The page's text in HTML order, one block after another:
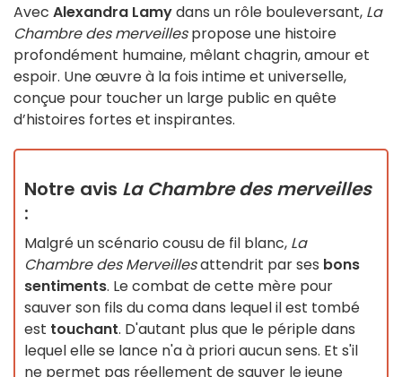
Avec Alexandra Lamydans un rôle bouleversant, La
Chambre des merveillespropose une histoire
profondément humaine, mêlant chagrin, amour et
espoir. Une œuvre à la fois intime et universelle,
conçue pour toucher un large public en quête
d’histoires fortes et inspirantes.
Notre avis La Chambre des merveilles
:
Malgré un scénario cousu de fil blanc, La
Chambre des Merveillesattendrit par ses bons
sentiments. Le combat de cette mère pour
sauver son fils du coma dans lequel il est tombé
est touchant. D'autant plus que le périple dans
lequel elle se lance n'a à priori aucun sens. Et s'il
ne permet pas réellement de sauver le jeune